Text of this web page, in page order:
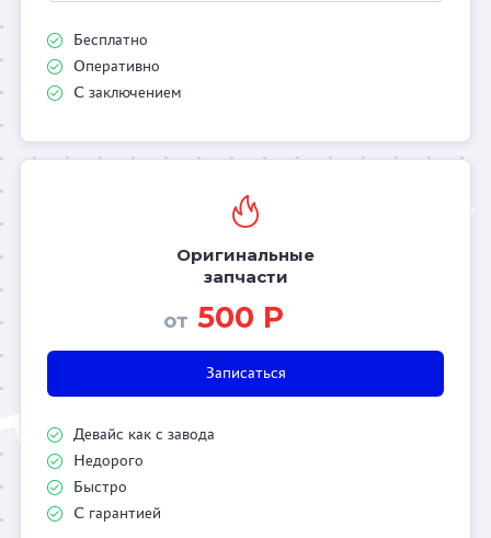
Бесплатно
Оперативно
С заключением
Оригинальные
запчасти
от 500 Р
Записаться
Девайс как с завода
Недорого
Быстро
С гарантией